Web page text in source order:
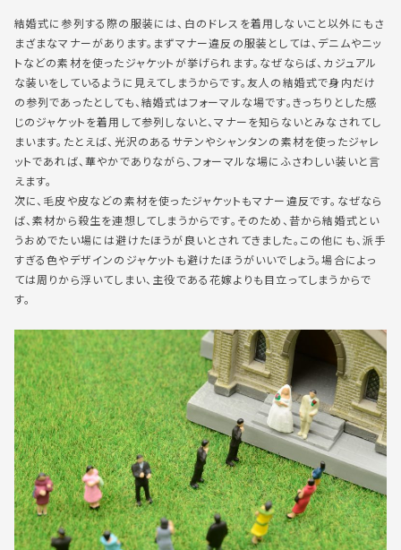
結婚式に参列する際の服装には、白のドレスを着用しないこと以外にもさ
まざまなマナーがあります。まずマナー違反の服装としては、デニムやニッ
トなどの素材を使ったジャケットが挙げられます。なぜならば、カジュアル
な装いをしているように見えてしまうからです。友人の結婚式で身内だけ
の参列であったとしても、結婚式はフォーマルな場です。きっちりとした感
じのジャケットを着用して参列しないと、マナーを知らないとみなされてし
まいます。たとえば、光沢のあるサテンやシャンタンの素材を使ったジャレ
ットであれば、華やかでありながら、フォーマルな場にふさわしい装いと言
えます。
次に、毛皮や皮などの素材を使ったジャケットもマナー違反です。なぜなら
ば、素材から 殺生を連想してしまうからです。そのため、昔から結婚式とい
うおめでたい場には避けたほうが良いとされてきました。この他にも、派手
すぎる色やデザインのジャケットも避けたほうがいいでしょう。場合によっ
ては周りから浮いてしまい、主役である花嫁よりも目立ってしまうからで
す。